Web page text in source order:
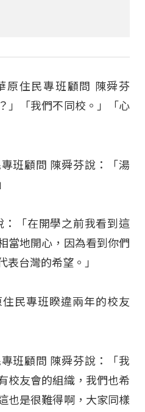
原住民專班顧問 陳舜芬
」「我們不同校。」「心
班顧問 陳舜芬說：「湯
「在開學之前我看到這
當地開心，因為看到你們
表台灣的希望。」
民專班睽違兩年的校友
班顧問 陳舜芬說：「我
校友會的組織，我們也希
也是很難得啊，大家同樣